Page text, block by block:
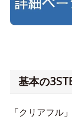
基本の
「クリアフル